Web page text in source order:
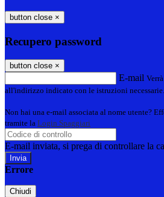
button close ×
Recupero password
button close ×
E-mail
all'indirizzo indicato con le istruzioni necessarie.
Non hai una e-mail associata al nome utente?
tramite la Login Spaggiari
E-mail inviata, si prega di controllare la
Errore
Chiudi